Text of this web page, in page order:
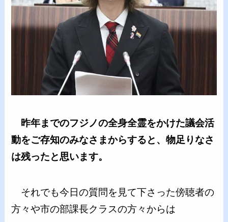
昨年までのフジノの全身全霊をかけた議会活
動をご存知のみなさまからすると、物足りなさ
は残ったと思います。
それでも今日の質問を見て下さった傍聴者の
方々や市の部課長クラスの方々からは